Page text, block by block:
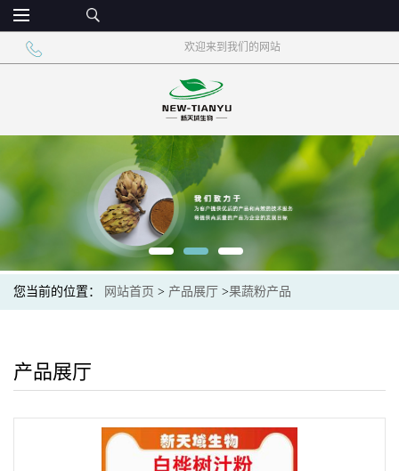
欢迎来到我们的网站
您当前的位置： 网站首页 > 产品展厅 >果蔬粉产品
产品展厅